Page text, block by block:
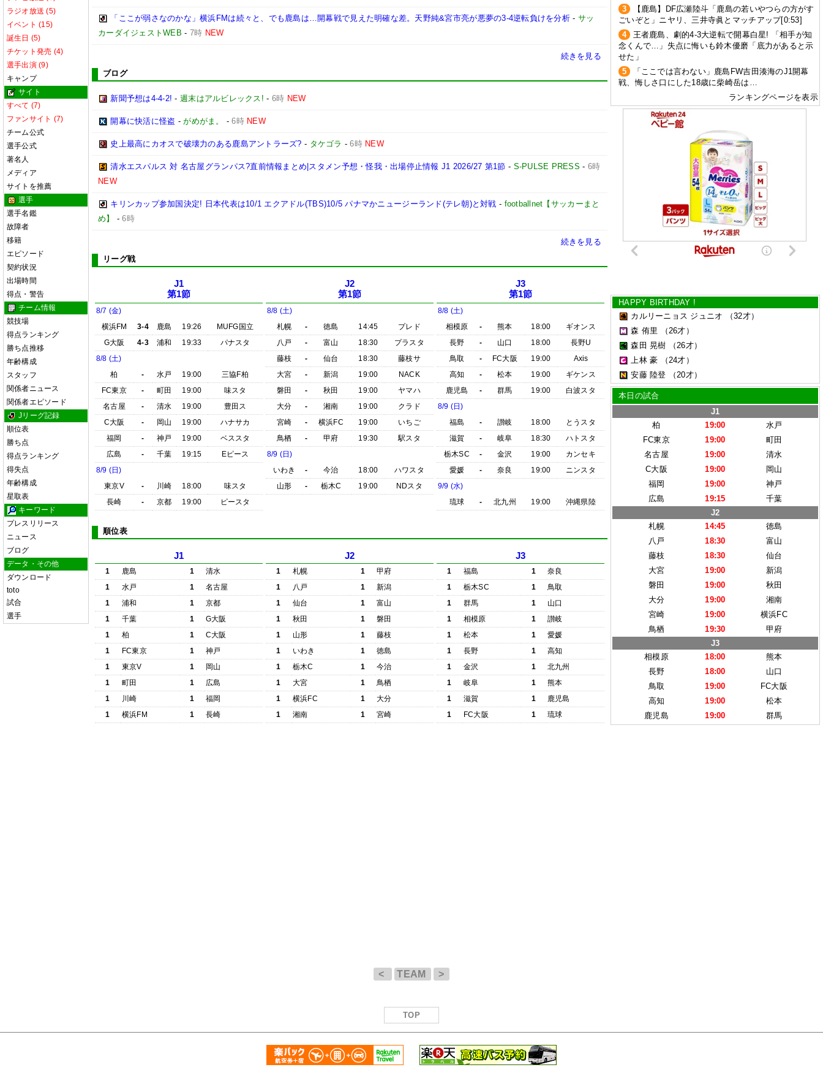
ラジオ放送 (5)
イベント (15)
誕生日 (5)
チケット発売 (4)
選手出演 (9)
キャンプ
サイト
すべて (7)
ファンサイト (7)
チーム公式
選手公式
著名人
メディア
サイトを推薦
選手
選手名鑑
故障者
移籍
エピソード
契約状況
出場時間
得点・警告
チーム情報
競技場
得点ランキング
勝ち点推移
年齢構成
スタッフ
関係者ニュース
関係者エピソード
Jリーグ記録
順位表
勝ち点
得点ランキング
得失点
年齢構成
星取表
キーワード
プレスリリース
ニュース
ブログ
データ・その他
ダウンロード
toto
試合
選手
「ここが弱さなのかな」横浜FMは続々と、でも鹿島は…開幕戦で見えた明確な差。天野純&宮市亮が悪夢の3-4逆転負けを分析 - サッ
カーダイジェストWEB - 7時 NEW
続きを見る
ブログ
新聞予想は4-4-2! -週末はアルビレックス! - 6時 NEW
開幕に快活に怪盗 -がめがま。 -6時 NEW
史上最高にカオスで破壊力のある鹿島アントラーズ? - タケゴラ -6時 NEW
清水エスパルス 対 名古屋グランパス?直前情報まとめ|スタメン予想・怪我・出場停止情報 J1 2026/27 第1節 - S-PULSE PRESS - 6時
NEW
キリンカップ参加国決定! 日本代表は10/1 エクアドル(TBS)10/5 パナマかニュージーランド(テレ朝)と対戦 - footballnet【サッカーまと
め】
-6時
続きを見る
リーグ戦
J1
第1節
8/7 (金)
横浜FM
3-4 鹿島 19:26
MUFG国立
G大阪
4-3 浦和 19:33
パナスタ
8/8 (土)
柏
- 水戸 19:00
三協F柏
FC東京
- 町田 19:00
味スタ
名古屋
- 清水 19:00
豊田ス
C大阪
- 岡山 19:00
ハナサカ
福岡
- 神戸 19:00
ベススタ
広島
- 千葉 19:15
Eピース
8/9 (日)
東京V
- 川崎 18:00
味スタ
長崎
- 京都 19:00 ピースタ
J2
第1節
8/8 (土)
札幌
- 徳島 14:45
プレド
八戸
- 富山 18:30
プラスタ
藤枝
- 仙台 18:30
藤枝サ
大宮
- 新潟 19:00
NACK
磐田
- 秋田 19:00
ヤマハ
大分
- 湘南 19:00
クラド
宮崎
- 横浜FC 19:00
いちご
鳥栖
- 甲府 19:30
駅スタ
8/9 (日)
いわき
- 今治 18:00
ハワスタ
山形
- 栃木C 19:00 NDスタ
J3
第1節
8/8 (土)
相模原
- 熊本 18:00
ギオンス
長野
- 山口 18:00
長野U
鳥取
- FC大阪 19:00
Axis
高知
- 松本 19:00
ギケンス
鹿児島
- 群馬 19:00
白波スタ
8/9 (日)
福島
- 讃岐 18:00
とうスタ
滋賀
- 岐阜 18:30
ハトスタ
栃木SC
- 金沢 19:00
カンセキ
愛媛
- 奈良 19:00
ニンスタ
9/9 (水)
琉球
- 北九州 19:00 沖縄県陸
順位表
J1
1 鹿島 1
清水
1
水戸 1
名古屋
1
浦和 1
京都
1
千葉 1
G大阪
1
柏 1
C大阪
1
FC東京 1
神戸
1
東京V 1
岡山
1
町田 1
広島
1
川崎 1
福岡
1
横浜FM 1 長崎
J2
1 札幌 1
甲府
1
八戸 1
新潟
1
仙台 1
富山
1
秋田 1
磐田
1
山形 1
藤枝
1
いわき 1
徳島
1
栃木C 1
今治
1
大宮 1
鳥栖
1
横浜FC 1
大分
1
湘南 1 宮崎
J3
1 福島 1
奈良
1
栃木SC 1
鳥取
1
群馬 1
山口
1
相模原 1
讃岐
1
松本 1
愛媛
1
長野 1
高知
1
金沢 1
北九州
1
岐阜 1
熊本
1
滋賀 1
鹿児島
1
FC大阪 1 琉球
3
【鹿島】DF広瀬陸斗「鹿島の若いやつらの方がす
ごいぞと」ニヤリ、三井寺眞とマッチアップ[0:53]
4
王者鹿島、劇的4-3大逆転で開幕白星! 「相手が知
念くんで…」失点に悔いも鈴木優磨「底力があると示
せた」
5
「ここでは言わない」鹿島FW吉田湊海のJ1開幕
戦、悔しさ口にした18歳に柴崎岳は…
ランキングページを表示
HAPPY BIRTHDAY !
カルリーニョス ジュニオ
（32才）
森 侑里
（26才）
森田 晃樹
（26才）
上林 豪
（24才）
安藤 陸登
（20才）
本日の試合
J1
柏
19:00
水戸
FC東京
19:00
町田
名古屋
19:00
清水
C大阪
19:00
岡山
福岡
19:00
神戸
広島
19:15
千葉
J2
札幌
14:45
徳島
八戸
18:30
富山
藤枝
18:30
仙台
大宮
19:00
新潟
磐田
19:00
秋田
大分
19:00
湘南
宮崎
19:00
横浜FC
鳥栖
19:30
甲府
J3
相模原
18:00
熊本
長野
18:00
山口
鳥取
19:00
FC大阪
高知
19:00
松本
鹿児島
19:00 群馬
< TEAM >
TOP